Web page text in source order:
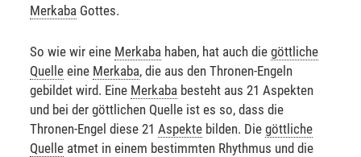
Merkaba Gottes.
So wie wir eine Merkaba haben, hat auch diegöttliche
Quelle eine Merkaba, die aus den Thronen-Engeln
gebildet wird. Eine Merkaba besteht aus 21 Aspekten
und bei der göttlichen Quelle ist es so, dass die
Thronen-Engel diese 21Aspekte bilden. Diegöttliche
Quelle atmet in einem bestimmten Rhythmus und die